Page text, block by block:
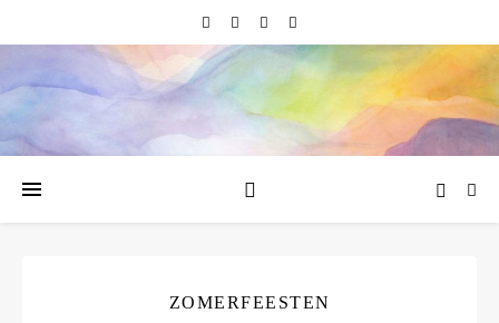
ZOMERFEESTEN